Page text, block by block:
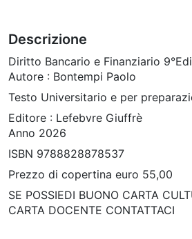
Descrizione
Diritto Bancario e Finanziario
Autore : Bontempi Paolo
Testo Universitario e per
Editore : Lefebvre Giuffrè
Anno 2026
ISBN 9788828878537
Prezzo di copertina euro 55,00
SE POSSIEDI BUONO CARTA
CARTA DOCENTE CONTATTACI